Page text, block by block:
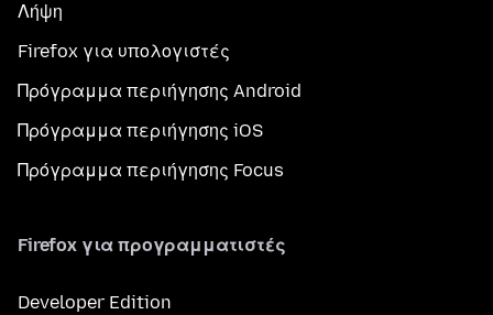
Λήψη
Firefox για υπολογιστές
Πρόγραμμα περιήγησης Android
Πρόγραμμα περιήγησης iOS
Πρόγραμμα περιήγησης Focus
Firefox για προγραμματιστές
Developer Edition